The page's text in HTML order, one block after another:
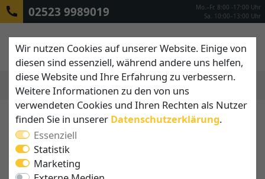
02523 9989019
Mo.–Fr. 8:00 -17:00 Uhr
Sa. 10:00–13:00 Uhr
Wir nutzen Cookies auf unserer Website. Einige von
diesen sind essenziell, während andere uns helfen,
diese Website und Ihre Erfahrung zu verbessern.
Weitere Informationen zu den von uns
verwendeten Cookies und Ihren Rechten als Nutzer
finden Sie in unserer Daten­schutz­erklärung.
Essenziell
Statistik
Marketing